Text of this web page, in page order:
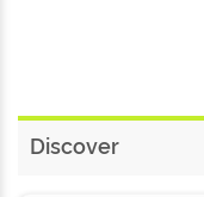
Discover